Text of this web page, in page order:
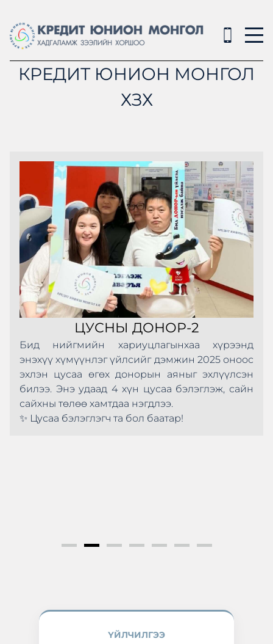
КРЕДИТ ЮНИОН МОНГОЛ
ХЗХ
ЦУСНЫ ДОНОР-2
Бид нийгмийн хариуцлагынхаа хүрээнд
энэхүү хүмүүнлэг үйлсийг дэмжин 2025 оноос
эхлэн цусаа өгөх донорын аяныг эхлүүлсэн
билээ. Энэ удаад 4 хүн цусаа бэлэглэж, сайн
сайхны төлөө хамтдаа нэгдлээ.
✨ Цусаа бэлэглэгч та бол баатар!
ҮЙЛЧИЛГЭЭ